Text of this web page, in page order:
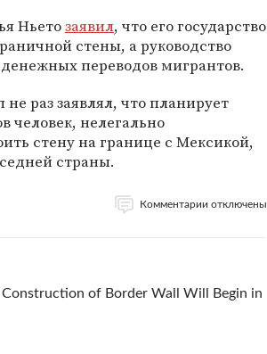
Ньетозаявил, что его государство
стены, а руководство
переводов мигрантов.
раз заявлял, что планирует
человек, нелегально
стену на границе с Мексикой,
страны.
Комментарии отключены
Construction of Border Wall Will Begin in